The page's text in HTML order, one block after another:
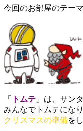
今回のお部屋のテー
「 トムテ 」は、サン
みんなでトムテにな
クリスマスの準備を